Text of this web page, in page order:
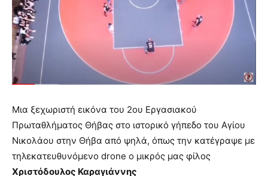
Μια ξεχωριστή εικόνα του 2ου Εργασιακού
Πρωταθλήματος Θήβας στο ιστορικό γήπεδο του Αγίου
Νικολάου στην Θήβα από ψηλά, όπως την κατέγραψε με
τηλεκατευθυνόμενο drone ο μικρός μας φίλος
Χριστόδουλος Καραγιάννης